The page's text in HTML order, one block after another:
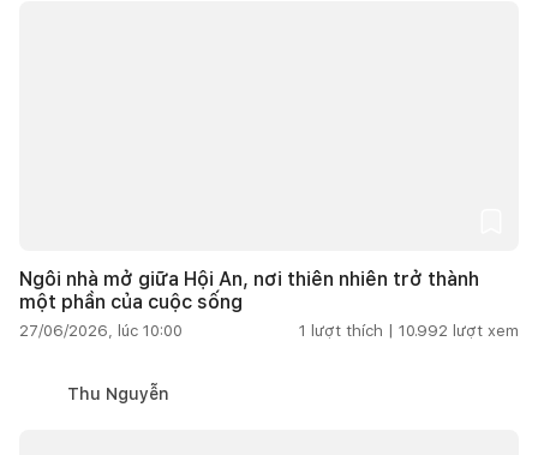
Ngôi nhà mở giữa Hội An, nơi thiên nhiên trở thành
một phần của cuộc sống
27/06/2026, lúc 10:00 1 lượt thích | 10.992 lượt xem
Thu Nguyễn